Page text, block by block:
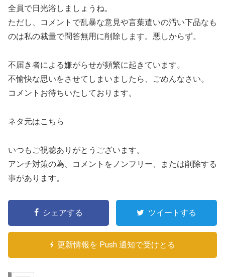
全員で日光浴しましょうね。
ただし、コメントで乱暴な意見や言葉遣いの汚い下品なも
のは私の裁量で問答無用に削除します。悪しからず。
不届き者による嫌がらせが頻繁に起きています。
不愉快な思いをさせてしまいましたら、ごめんなさい。
コメントお待ちいたしております。
ネタ元はこちら
いつもご視聴ありがとうございます。
アンチ対策の為、コメントをノンフリー、または削除する
事があります。
シェアする ツイートする
更新情報を Push 通知で受けとる